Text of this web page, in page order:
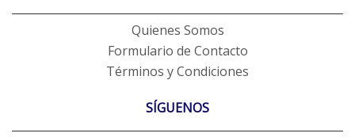
Quienes Somos
Formulario de Contacto
Términos y Condiciones
SÍGUENOS